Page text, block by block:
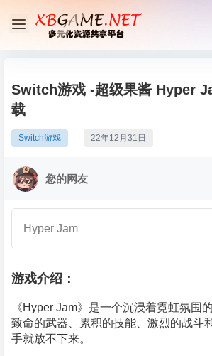
Switch游戏 -超级果酱 Hyper
载
Switch游戏 22年12月31日
您的网友
Hyper Jam
游戏介绍：
《Hyper Jam》是一个沉浸着霓虹氛围
致命的武器、累积的技能、激烈的战斗
手就放不下来。